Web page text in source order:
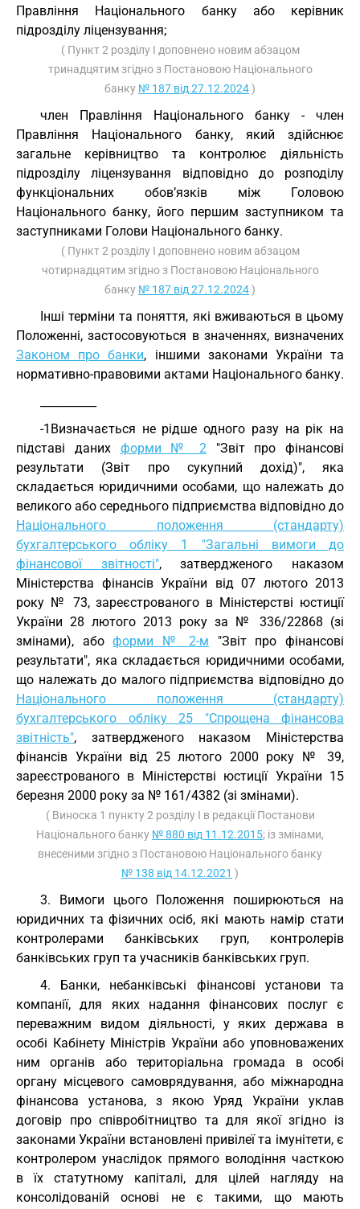
Правління Національного банку або керівник
підрозділу ліцензування;
( Пункт 2 розділу I доповнено новим абзацом
тринадцятим згідно з Постановою Національного
банку № 187 від 27.12.2024)
член Правління Національного банку - член
Правління Національного банку, який здійснює
загальне керівництво та контролює діяльність
підрозділу ліцензування відповідно до розподілу
функціональних обов’язків між Головою
Національного банку, його першим заступником та
заступниками Голови Національного банку.
( Пункт 2 розділу I доповнено новим абзацом
чотирнадцятим згідно з Постановою Національного
банку № 187 від 27.12.2024)
Інші терміни та поняття, які вживаються в цьому
Положенні, застосовуються в значеннях, визначених
Законом про банки, іншими законами України та
нормативно-правовими актами Національного банку.
-1Визначається не рідше одного разу на рік на
підставі даних форми № 2"Звіт про фінансові
результати (Звіт про сукупний дохід)", яка
складається юридичними особами, що належать до
великого або середнього підприємства відповідно до
Національного положення (стандарту)
бухгалтерського обліку 1 "Загальні вимоги до
фінансової звітності", затвердженого наказом
Міністерства фінансів України від 07 лютого 2013
року № 73, зареєстрованого в Міністерстві юстиції
України 28 лютого 2013 року за № 336/22868 (зі
змінами), абоформи № 2-м "Звіт про фінансові
результати", яка складається юридичними особами,
що належать до малого підприємства відповідно до
Національного положення (стандарту)
бухгалтерського обліку 25 "Спрощена фінансова
звітність", затвердженого наказом Міністерства
фінансів України від 25 лютого 2000 року № 39,
зареєстрованого в Міністерстві юстиції України 15
березня 2000 року за № 161/4382 (зі змінами).
( Виноска 1 пункту 2 розділу I в редакції Постанови
Національного банку № 880 від 11.12.2015; із змінами,
внесеними згідно з Постановою Національного банку
№ 138 від 14.12.2021 )
3. Вимоги цього Положення поширюються на
юридичних та фізичних осіб, які мають намір стати
контролерами банківських груп, контролерів
банківських груп та учасників банківських груп.
4. Банки, небанківські фінансові установи та
компанії, для яких надання фінансових послуг є
переважним видом діяльності, у яких держава в
особі Кабінету Міністрів України або уповноважених
ним органів або територіальна громада в особі
органу місцевого самоврядування, або міжнародна
фінансова установа, з якою Уряд України уклав
договір про співробітництво та для якої згідно із
законами України встановлені привілеї та імунітети, є
контролером унаслідок прямого володіння часткою
в їх статутному капіталі, для цілей нагляду на
консолідованій основі не є такими, що мають